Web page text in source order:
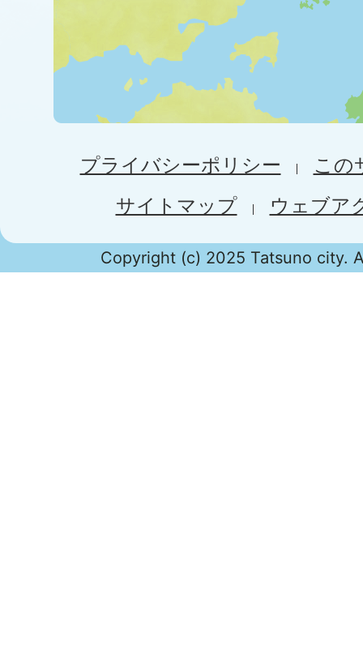
プライバシーポリシー
この
サイトマップ
ウェブア
Copyright (c) 2025 Tatsuno city.